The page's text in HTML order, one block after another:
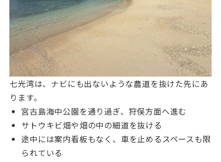
七光湾は、ナビにも出ないような農道を抜けた先にあ
ります。
宮古島海中公園を通り過ぎ、狩俣方面へ進む
サトウキビ畑や畑の中の細道を抜ける
途中には案内看板もなく、車を止めるスペースも限
られている